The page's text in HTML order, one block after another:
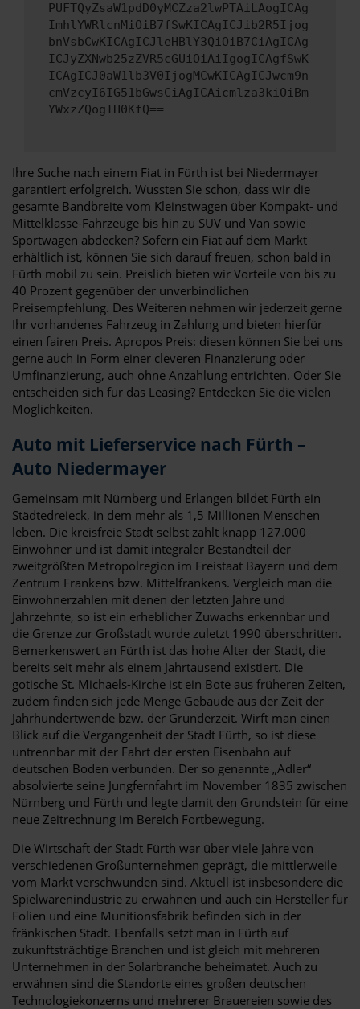
PUFTQyZsaW1pdD0yMCZza2lwPTAiLAogICAg
ImhlYWRlcnMiOiB7fSwKICAgICJib2R5Ijog
bnVsbCwKICAgICJleHBlY3QiOiB7CiAgICAg
ICJyZXNwb25zZVR5cGUiOiAiIgogICAgfSwK
ICAgICJ0aW1lb3V0IjogMCwKICAgICJwcm9n
cmVzcyI6IG51bGwsCiAgICAicmlza3kiOiBm
YWxzZQogIH0KfQ==
Ihre Suche nach einem Fiat in Fürth ist bei Niedermayer
garantiert erfolgreich. Wussten Sie schon, dass wir die
gesamte Bandbreite vom Kleinstwagen über Kompakt- und
Mittelklasse-Fahrzeuge bis hin zu SUV und Van sowie
Sportwagen abdecken? Sofern ein Fiat auf dem Markt
erhältlich ist, können Sie sich darauf freuen, schon bald in
Fürth mobil zu sein. Preislich bieten wir Vorteile von bis zu
40 Prozent gegenüber der unverbindlichen
Preisempfehlung. Des Weiteren nehmen wir jederzeit gerne
Ihr vorhandenes Fahrzeug in Zahlung und bieten hierfür
einen fairen Preis. Apropos Preis: diesen können Sie bei uns
gerne auch in Form einer cleveren Finanzierung oder
Umfinanzierung, auch ohne Anzahlung entrichten. Oder Sie
entscheiden sich für das Leasing? Entdecken Sie die vielen
Möglichkeiten.
Auto mit Lieferservice nach Fürth –
Auto Niedermayer
Gemeinsam mit Nürnberg und Erlangen bildet Fürth ein
Städtedreieck, in dem mehr als 1,5 Millionen Menschen
leben. Die kreisfreie Stadt selbst zählt knapp 127.000
Einwohner und ist damit integraler Bestandteil der
zweitgrößten Metropolregion im Freistaat Bayern und dem
Zentrum Frankens bzw. Mittelfrankens. Vergleich man die
Einwohnerzahlen mit denen der letzten Jahre und
Jahrzehnte, so ist ein erheblicher Zuwachs erkennbar und
die Grenze zur Großstadt wurde zuletzt 1990 überschritten.
Bemerkenswert an Fürth ist das hohe Alter der Stadt, die
bereits seit mehr als einem Jahrtausend existiert. Die
gotische St. Michaels-Kirche ist ein Bote aus früheren Zeiten,
zudem finden sich jede Menge Gebäude aus der Zeit der
Jahrhundertwende bzw. der Gründerzeit. Wirft man einen
Blick auf die Vergangenheit der Stadt Fürth, so ist diese
untrennbar mit der Fahrt der ersten Eisenbahn auf
deutschen Boden verbunden. Der so genannte „Adler“
absolvierte seine Jungfernfahrt im November 1835 zwischen
Nürnberg und Fürth und legte damit den Grundstein für eine
neue Zeitrechnung im Bereich Fortbewegung.
Die Wirtschaft der Stadt Fürth war über viele Jahre von
verschiedenen Großunternehmen geprägt, die mittlerweile
vom Markt verschwunden sind. Aktuell ist insbesondere die
Spielwarenindustrie zu erwähnen und auch ein Hersteller für
Folien und eine Munitionsfabrik befinden sich in der
fränkischen Stadt. Ebenfalls setzt man in Fürth auf
zukunftsträchtige Branchen und ist gleich mit mehreren
Unternehmen in der Solarbranche beheimatet. Auch zu
erwähnen sind die Standorte eines großen deutschen
Technologiekonzerns und mehrerer Brauereien sowie des